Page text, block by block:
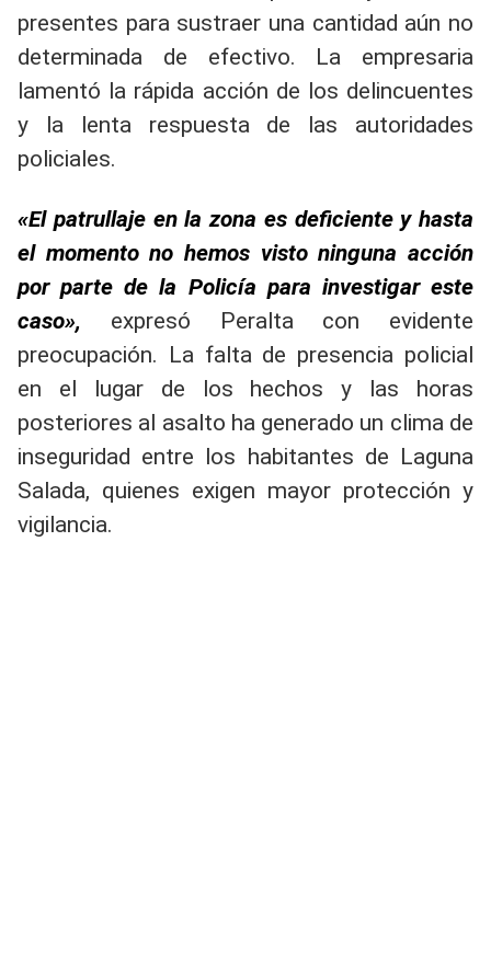
presentes para sustraer una cantidad aún no
determinada de efectivo. La empresaria
lamentó la rápida acción de los delincuentes
y la lenta respuesta de las autoridades
policiales.
«El patrullaje en la zona es deficiente y hasta
el momento no hemos visto ninguna acción
por parte de la Policía para investigar este
caso», expresó Peralta con evidente
preocupación. La falta de presencia policial
en el lugar de los hechos y las horas
posteriores al asalto ha generado un clima de
inseguridad entre los habitantes de Laguna
Salada, quienes exigen mayor protección y
vigilancia.